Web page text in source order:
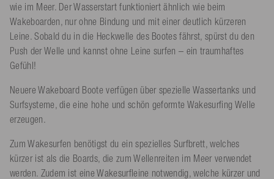
wie im Meer. Der Wasserstart funktioniert ähnlich wie beim
Wakeboarden, nur ohne Bindung und mit einer deutlich kürzeren
Leine. Sobald du in die Heckwelle des Bootes fährst, spürst du den
Push der Welle und kannst ohne Leine surfen – ein traumhaftes
Gefühl!
Neuere Wakeboard Boote verfügen über spezielle Wassertanks und
Surfsysteme, die eine hohe und schön geformte Wakesurfing Welle
erzeugen.
Zum Wakesurfen benötigst du ein spezielles Surfbrett, welches
kürzer ist als die Boards, die zum Wellenreiten im Meer verwendet
werden. Zudem ist eine Wakesurfleine notwendig, welche kürzer und